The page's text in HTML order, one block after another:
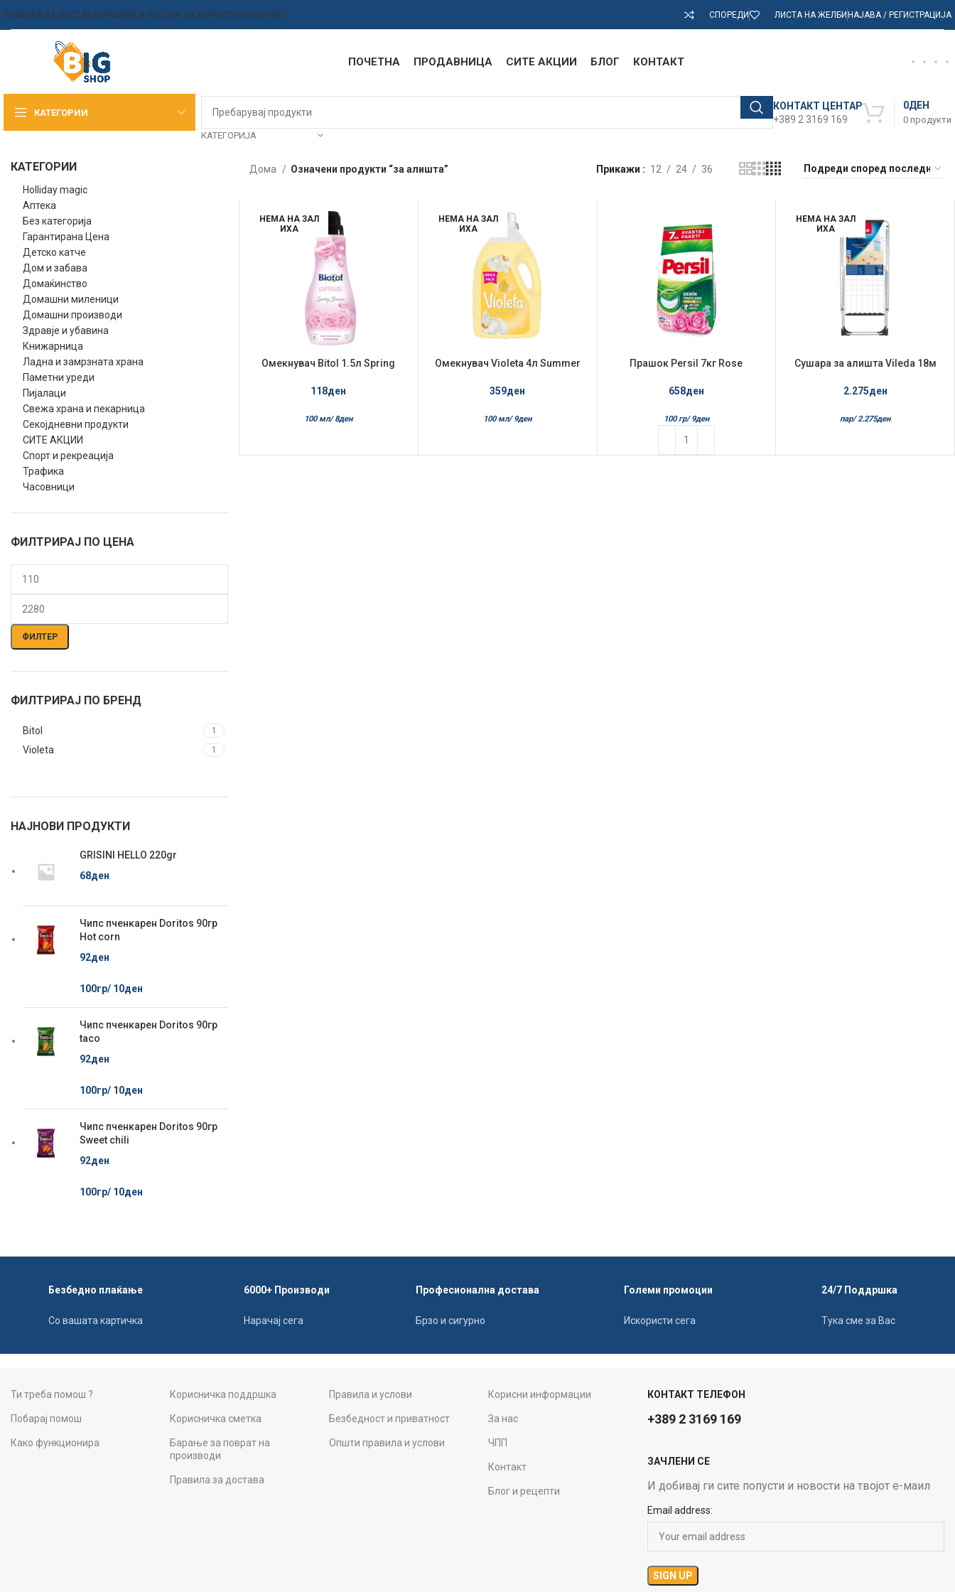
ПРАВИЛА ЗА ДОСТАВАПРАВИЛА И УСЛОВИ ЗА КОРИСТЕЊЕКОНТАКТ СПОРЕДИ ЛИСТА НА ЖЕЛБИНАЈАВА / РЕГИСТРАЦИЈА
ПОЧЕТНА ПРОДАВНИЦА СИТЕ АКЦИИ БЛОГ КОНТАКТ
КАТЕГОРИИ
КАТЕГОРИЈА
КОНТАКТ ЦЕНТАР
+389 2 3169 169
0 продукти
0ДЕН
КАТЕГОРИИ
Holliday magic
Аптека
Без категорија
Гарантирана Цена
Детско катче
Дом и забава
Домаќинство
Домашни миленици
Домашни производи
Здравје и убавина
Книжарница
Ладна и замрзната храна
Паметни уреди
Пијалаци
Свежа храна и пекарница
Секојдневни продукти
СИТЕ АКЦИИ
Спорт и рекреација
Трафика
Часовници
ФИЛТРИРАЈ ПО ЦЕНА
Мин.
цена
Макс.
цена
ФИЛТЕР
ФИЛТРИРАЈ ПО БРЕНД
Bitol 1
Violeta 1
НАЈНОВИ ПРОДУКТИ
GRISINI HELLO 220gr
68ден
Чипс пченкарен Doritos 90гр
Hot corn
92ден
100гр/ 10ден
Чипс пченкарен Doritos 90гр
taco
92ден
100гр/ 10ден
Чипс пченкарен Doritos 90гр
Sweet chili
92ден
100гр/ 10ден
Дома Означени продукти “за алишта” Прикажи 12 24 36
НЕМА НА ЗАЛ
ИХА
Омекнувач Bitol 1.5л Spring
118ден
100 мл/ 8ден
НЕМА НА ЗАЛ
ИХА
Омекнувач Violeta 4л Summer
359ден
100 мл/ 9ден
Прашок Persil 7кг Rose
658ден
100 гр/ 9ден
НЕМА НА ЗАЛ
ИХА
Сушара за алишта Vileda 18м
2.275ден
пар/ 2.275ден
Безбедно плаќање
Со вашата картичка
6000+ Производи
Нарачај сега
Професионална достава
Брзо и сигурно
Големи промоции
Искористи сега
24/7 Поддршка
Тука сме за Вас
Ти треба помош ?
Побарај помош
Како функционира
Корисничка поддршка
Корисничка сметка
Барање за поврат на
производи
Правила за достава
Правила и услови
Безбедност и приватност
Општи правила и услови
Корисни информации
За нас
ЧПП
Контакт
Блог и рецепти
КОНТАКТ ТЕЛЕФОН
+389 2 3169 169
ЗАЧЛЕНИ СЕ
И добивај ги сите попусти и новости на твојот е-маил
Email address: